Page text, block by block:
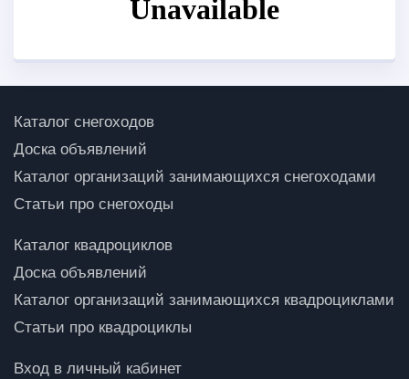
Каталог снегоходов
Доска объявлений
Каталог организаций занимающихся снегоходами
Статьи про снегоходы
Каталог квадроциклов
Доска объявлений
Каталог организаций занимающихся квадроциклами
Статьи про квадроциклы
Вход в личный кабинет